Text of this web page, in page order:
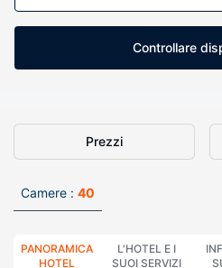
Controllare
Prezzi
Camere : 40
PANORAMICA
HOTEL
L'HOTEL E I
SUOI SERVIZI